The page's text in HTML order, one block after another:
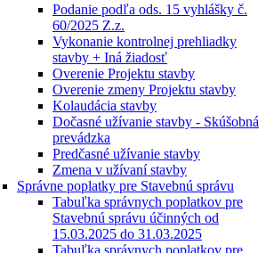
Podanie podľa ods. 15 vyhlášky č.
60/2025 Z.z.
Vykonanie kontrolnej prehliadky
stavby + Iná žiadosť
Overenie Projektu stavby
Overenie zmeny Projektu stavby
Kolaudácia stavby
Dočasné užívanie stavby - Skúšobná
prevádzka
Predčasné užívanie stavby
Zmena v užívaní stavby
Správne poplatky pre Stavebnú správu
Tabuľka správnych poplatkov pre
Stavebnú správu účinných od
15.03.2025 do 31.03.2025